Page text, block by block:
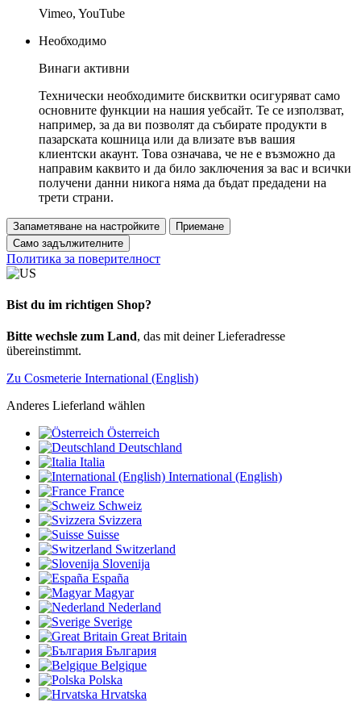
Vimeo, YouTube
Необходимо
Винаги активни
Технически необходимите бисквитки осигуряват само
основните функции на нашия уебсайт. Те се използват,
например, за да ви позволят да събирате продукти в
пазарската кошница или да влизате във вашия
клиентски акаунт. Това означава, че не е възможно да
направим каквито и да било заключения за вас и всички
получени данни никога няма да бъдат предадени на
трети страни.
Запаметяване на настройките
Приемане
Само задължителните
Политика за поверителност
Bist du im richtigen Shop?
Bitte wechsle zum Land, das mit deiner Lieferadresse
übereinstimmt.
Zu Cosmeterie International (English)
Anderes Lieferland wählen
Österreich
Deutschland
Italia
International (English)
France
Schweiz
Svizzera
Suisse
Switzerland
Slovenija
España
Magyar
Nederland
Sverige
Great Britain
България
Belgique
Polska
Hrvatska